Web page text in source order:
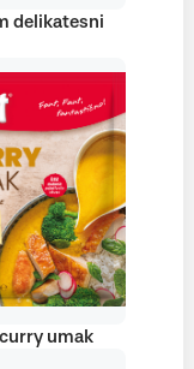
delikatesni
umak